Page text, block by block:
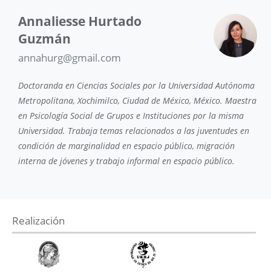
Annaliesse Hurtado
Guzmán
annahurg@gmail.com
Doctoranda en Ciencias Sociales por la Universidad Autónoma
Metropolitana, Xochimilco, Ciudad de México, México. Maestra
en Psicología Social de Grupos e Instituciones por la misma
Universidad. Trabaja temas relacionados a las juventudes en
condición de marginalidad en espacio público, migración
interna de jóvenes y trabajo informal en espacio público.
Realización